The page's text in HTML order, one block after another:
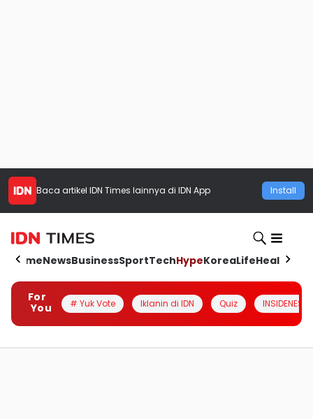
Baca artikel IDN Times lainnya di IDN App Install
HomeNewsBusinessSportTechHypeKoreaLifeHealth
For
You
# Yuk Vote Iklanin di IDN Quiz INSIDENESIA